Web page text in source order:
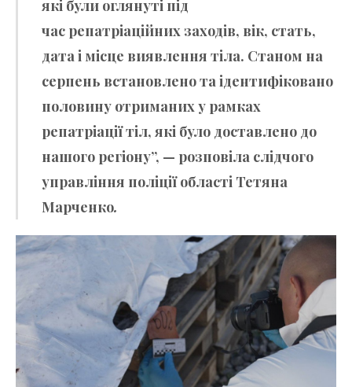
які були оглянуті під
час репатріаційних заходів, вік, стать,
дата і місце виявлення тіла. Станом на
серпень встановлено та ідентифіковано
половину отриманих у рамках
репатріації тіл, які було доставлено до
нашого регіону”, — розповіла слідчого
управління поліції області Тетяна
Марченко.